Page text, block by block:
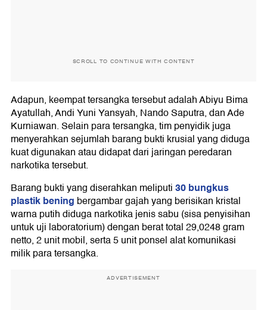
SCROLL TO CONTINUE WITH CONTENT
Adapun, keempat tersangka tersebut adalah Abiyu Bima
Ayatullah, Andi Yuni Yansyah, Nando Saputra, dan Ade
Kurniawan. Selain para tersangka, tim penyidik juga
menyerahkan sejumlah barang bukti krusial yang diduga
kuat digunakan atau didapat dari jaringan peredaran
narkotika tersebut.
Barang bukti yang diserahkan meliputi30 bungkus
plastik bening bergambar gajah yang berisikan kristal
warna putih diduga narkotika jenis sabu (sisa penyisihan
untuk uji laboratorium) dengan berat total 29,0248 gram
netto, 2 unit mobil, serta 5 unit ponsel alat komunikasi
milik para tersangka.
ADVERTISEMENT